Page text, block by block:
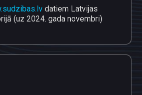
datiem Latvijas
(uz 2024. gada novembri)